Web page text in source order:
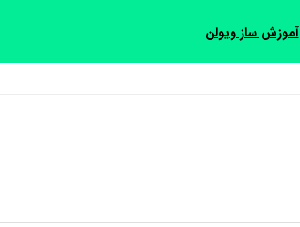
آموزش ساز ویولن